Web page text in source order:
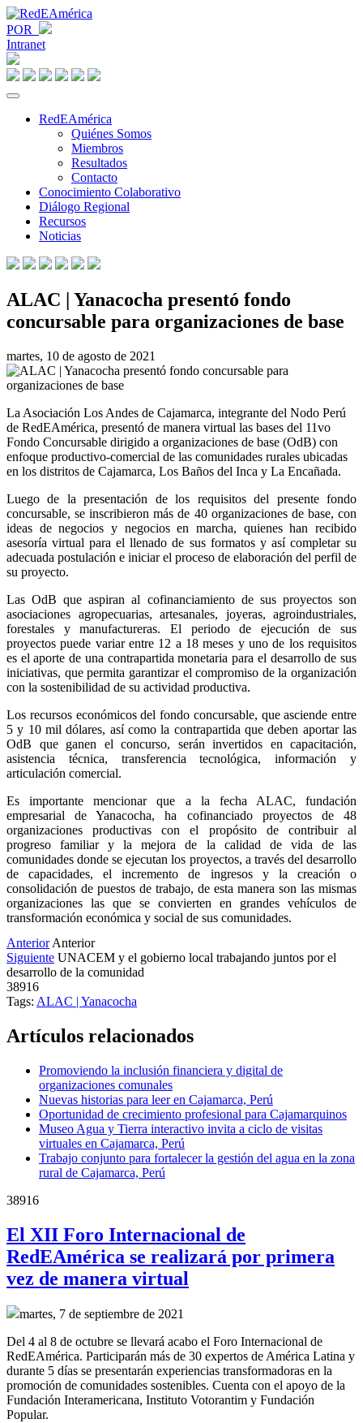
POR
Intranet
RedEAmérica
Quiénes Somos
Miembros
Resultados
Contacto
Conocimiento Colaborativo
Diálogo Regional
Recursos
Noticias
ALAC | Yanacocha presentó fondo
concursable para organizaciones de base
martes, 10 de agosto de 2021
La Asociación Los Andes de Cajamarca, integrante del Nodo Perú
de RedEAmérica, presentó de manera virtual las bases del 11vo
Fondo Concursable dirigido a organizaciones de base (OdB) con
enfoque productivo-comercial de las comunidades rurales ubicadas
en los distritos de Cajamarca, Los Baños del Inca y La Encañada.
Luego de la presentación de los requisitos del presente fondo
concursable, se inscribieron más de 40 organizaciones de base, con
ideas de negocios y negocios en marcha, quienes han recibido
asesoría virtual para el llenado de sus formatos y así completar su
adecuada postulación e iniciar el proceso de elaboración del perfil de
su proyecto.
Las OdB que aspiran al cofinanciamiento de sus proyectos son
asociaciones agropecuarias, artesanales, joyeras, agroindustriales,
forestales y manufactureras. El periodo de ejecución de sus
proyectos puede variar entre 12 a 18 meses y uno de los requisitos
es el aporte de una contrapartida monetaria para el desarrollo de sus
iniciativas, que permita garantizar el compromiso de la organización
con la sostenibilidad de su actividad productiva.
Los recursos económicos del fondo concursable, que asciende entre
5 y 10 mil dólares, así como la contrapartida que deben aportar las
OdB que ganen el concurso, serán invertidos en capacitación,
asistencia técnica, transferencia tecnológica, información y
articulación comercial.
Es importante mencionar que a la fecha ALAC, fundación
empresarial de Yanacocha, ha cofinanciado proyectos de 48
organizaciones productivas con el propósito de contribuir al
progreso familiar y la mejora de la calidad de vida de las
comunidades donde se ejecutan los proyectos, a través del desarrollo
de capacidades, el incremento de ingresos y la creación o
consolidación de puestos de trabajo, de esta manera son las mismas
organizaciones las que se convierten en grandes vehículos de
transformación económica y social de sus comunidades.
Anterior Anterior
Siguiente UNACEM y el gobierno local trabajando juntos por el
desarrollo de la comunidad
38916
Tags: ALAC | Yanacocha
Artículos relacionados
Promoviendo la inclusión financiera y digital de
organizaciones comunales
Nuevas historias para leer en Cajamarca, Perú
Oportunidad de crecimiento profesional para Cajamarquinos
Museo Agua y Tierra interactivo invita a ciclo de visitas
virtuales en Cajamarca, Perú
Trabajo conjunto para fortalecer la gestión del agua en la zona
rural de Cajamarca, Perú
38916
El XII Foro Internacional de
RedEAmérica se realizará por primera
vez de manera virtual
martes, 7 de septiembre de 2021
Del 4 al 8 de octubre se llevará acabo el Foro Internacional de
RedEAmérica. Participarán más de 30 expertos de América Latina y
durante 5 días se presentarán experiencias transformadoras en la
promoción de comunidades sostenibles. Cuenta con el apoyo de la
Fundación Interamericana, Instituto Votorantim y Fundación
Popular.